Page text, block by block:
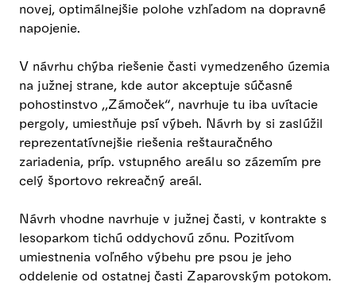
novej, optimálnejšie polohe vzhľadom na dopravné
napojenie.
V návrhu chýba riešenie časti vymedzeného územia
na južnej strane, kde autor akceptuje súčasné
pohostinstvo ,,Zámoček“, navrhuje tu iba uvítacie
pergoly, umiestňuje psí výbeh. Návrh by si zaslúžil
reprezentatívnejšie riešenia reštauračného
zariadenia, príp. vstupného areálu so zázemím pre
celý športovo rekreačný areál.
Návrh vhodne navrhuje v južnej časti, v kontrakte s
lesoparkom tichú oddychovú zónu. Pozitívom
umiestnenia voľného výbehu pre psou je jeho
oddelenie od ostatnej časti Zaparovským potokom.